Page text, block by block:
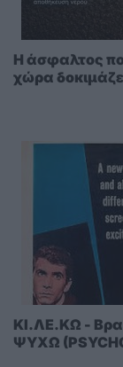
Η άσφαλτος
χώρα
ΚΙ.ΛΕ.ΚΩ -
ΨΥΧΩ